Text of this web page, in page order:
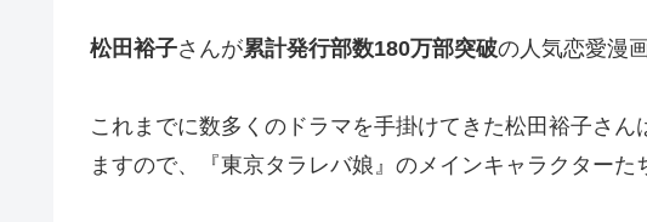
松田裕子さんが累計発行部数180万部突破の人気恋愛漫
これまでに数多くのドラマを手掛けてきた松田裕子さ
ますので、『東京タラレバ娘』のメインキャラクター